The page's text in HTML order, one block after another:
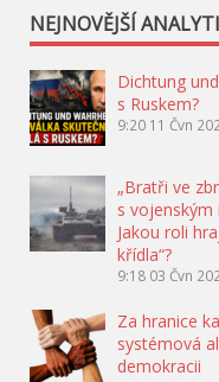
NEJNOVĚJŠÍ
Dichtung
s Ruskem?
9:20 11 Čvn
„Bratři ve
s vojenským
Jakou roli
křídla“?
9:18 03 Čvn
Za hranice
systémová
demokracii